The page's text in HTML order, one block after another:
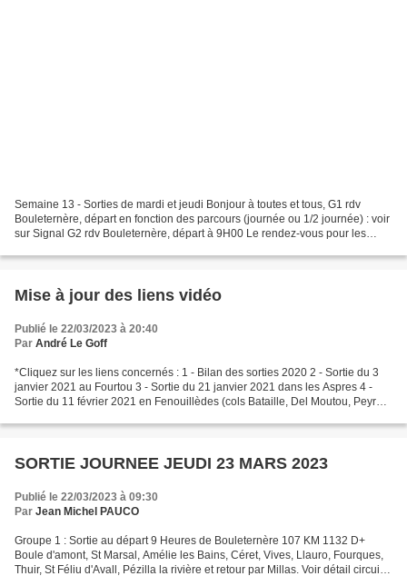
Semaine 13 - Sorties de mardi et jeudi Bonjour à toutes et tous, G1 rdv
Bouleternère, départ en fonction des parcours (journée ou 1/2 journée) : voir
sur Signal G2 rdv Bouleternère, départ à 9H00 Le rendez-vous pour les
Mise à jour des liens vidéo
Publié le 22/03/2023 à 20:40
Par André Le Goff
*Cliquez sur les liens concernés : 1 - Bilan des sorties 2020 2 - Sortie du 3
janvier 2021 au Fourtou 3 - Sortie du 21 janvier 2021 dans les Aspres 4 -
Sortie du 11 février 2021 en Fenouillèdes (cols Bataille, Del Moutou, Peyre
SORTIE JOURNEE JEUDI 23 MARS 2023
Publié le 22/03/2023 à 09:30
Par Jean Michel PAUCO
Groupe 1 : Sortie au départ 9 Heures de Bouleternère 107 KM 1132 D+
Boule d'amont, St Marsal, Amélie les Bains, Céret, Vives, Llauro, Fourques,
Thuir, St Féliu d'Avall, Pézilla la rivière et retour par Millas. Voir détail circuit